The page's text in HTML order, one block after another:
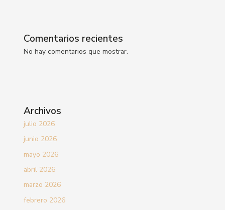
Comentarios recientes
No hay comentarios que mostrar.
Archivos
julio 2026
junio 2026
mayo 2026
abril 2026
marzo 2026
febrero 2026